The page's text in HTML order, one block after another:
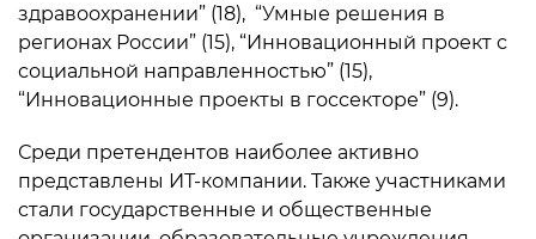
здравоохранении” (18), “Умные решения в
регионах России” (15), “Инновационный проект с
социальной направленностью” (15),
“Инновационные проекты в госсекторе” (9).
Среди претендентов наиболее активно
представлены ИТ-компании. Также участниками
стали государственные и общественные